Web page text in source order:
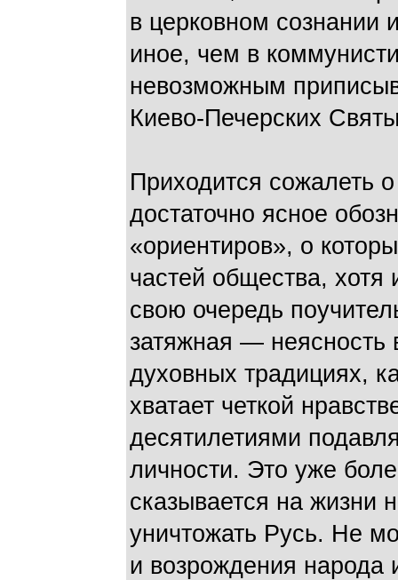
в церковном
иное, чем в
невозможным
Киево-Печерских
Приходится сожалеть
достаточно ясное
«ориентиров», о
частей общества, хотя
свою очередь
затяжная — неясность
духовных традициях,
хватает четкой
десятилетиями
личности. Это уже
сказывается на жизни
уничтожать Русь. Не
и возрождения народа